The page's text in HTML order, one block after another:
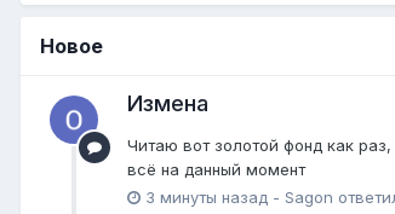
Новое
Измена
Читаю вот золотой фонд как
всё на данный момент
3 минуты назад - Sagon